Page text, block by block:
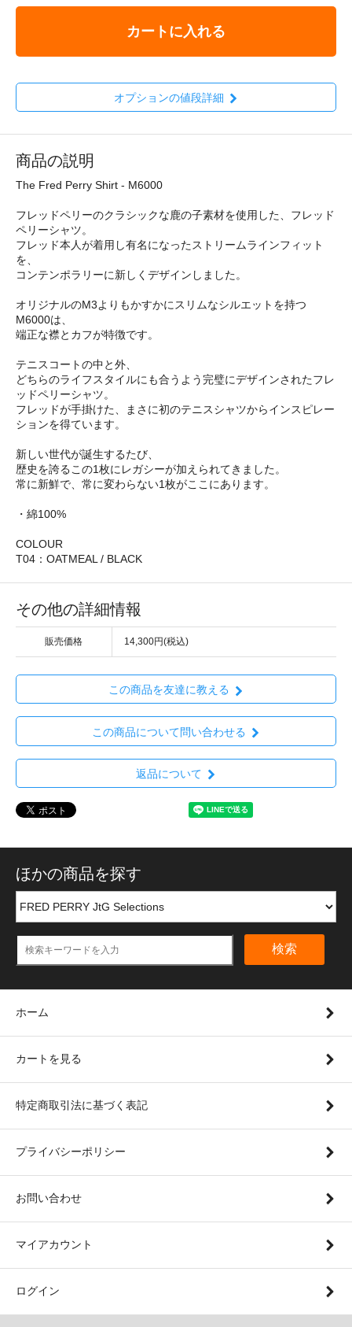
カートに入れる
オプションの値段詳細
商品の説明
The Fred Perry Shirt - M6000
フレッドペリーのクラシックな鹿の子素材を使用した、フレッド
ペリーシャツ。
フレッド本人が着用し有名になったストリームラインフィット
を、
コンテンポラリーに新しくデザインしました。
オリジナルのM3よりもかすかにスリムなシルエットを持つ
M6000は、
端正な襟とカフが特徴です。
テニスコートの中と外、
どちらのライフスタイルにも合うよう完璧にデザインされたフレ
ッドペリーシャツ。
フレッドが手掛けた、まさに初のテニスシャツからインスピレー
ションを得ています。
新しい世代が誕生するたび、
歴史を誇るこの1枚にレガシーが加えられてきました。
常に新鮮で、常に変わらない1枚がここにあります。
・綿100%
COLOUR
T04：OATMEAL / BLACK
その他の詳細情報
販売価格 14,300円(税込)
この商品を友達に教える
この商品について問い合わせる
返品について
ほかの商品を探す
検索
ホーム
カートを見る
特定商取引法に基づく表記
プライバシーポリシー
お問い合わせ
マイアカウント
ログイン